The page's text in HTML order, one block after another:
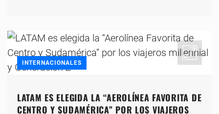
INTERNACIONALES
LATAM ES ELEGIDA LA “AEROLÍNEA FAVORITA DE
CENTRO Y SUDAMÉRICA” POR LOS VIAJEROS